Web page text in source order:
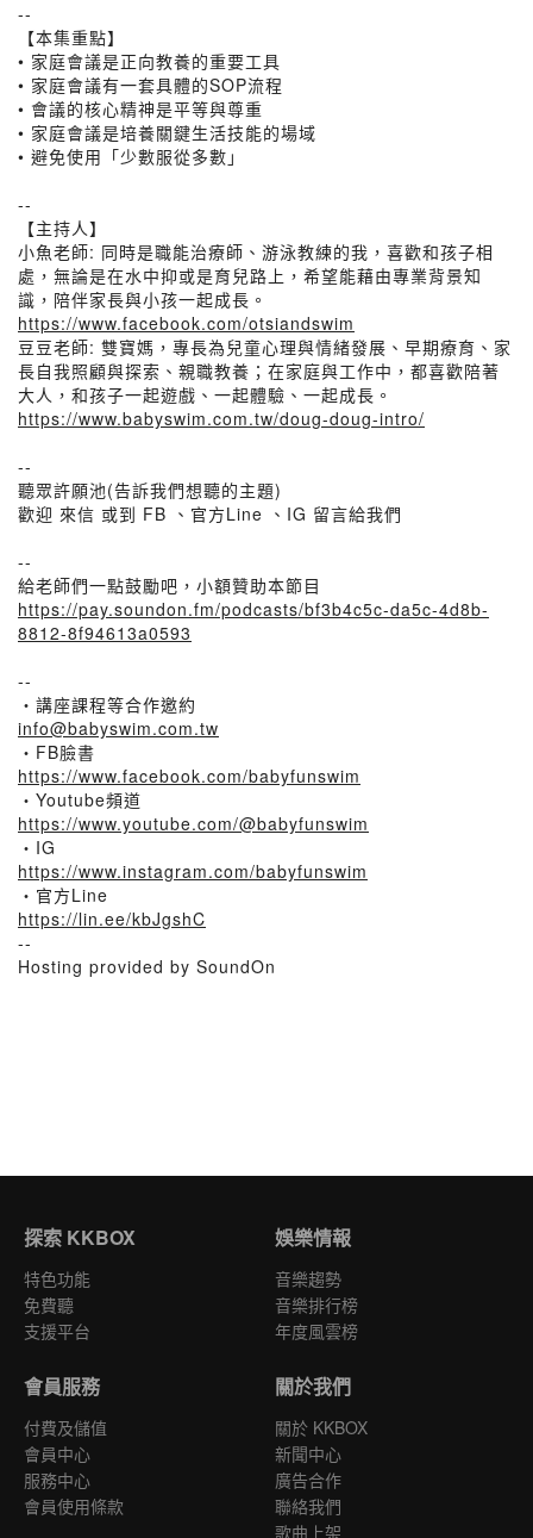
--
【本集重點】
• 家庭會議是正向教養的重要工具
• 家庭會議有一套具體的SOP流程
• 會議的核心精神是平等與尊重
• 家庭會議是培養關鍵生活技能的場域
• 避免使用「少數服從多數」
--
【主持人】
小魚老師: 同時是職能治療師、游泳教練的我，喜歡和孩子相
處，無論是在水中抑或是育兒路上，希望能藉由專業背景知
識，陪伴家長與小孩一起成長。
https://www.facebook.com/otsiandswim
豆豆老師: 雙寶媽，專長為兒童心理與情緒發展、早期療育、家
長自我照顧與探索、親職教養；在家庭與工作中，都喜歡陪著
大人，和孩子一起遊戲、一起體驗、一起成長。
https://www.babyswim.com.tw/doug-doug-intro/
--
聽眾許願池(告訴我們想聽的主題)
歡迎 來信 或到 FB 、官方Line 、IG 留言給我們
--
給老師們一點鼓勵吧，小額贊助本節目
https://pay.soundon.fm/podcasts/bf3b4c5c-da5c-4d8b-
8812-8f94613a0593
--
・講座課程等合作邀約
info@babyswim.com.tw
・FB臉書
https://www.facebook.com/babyfunswim
・Youtube頻道
https://www.youtube.com/@babyfunswim
・IG
https://www.instagram.com/babyfunswim
・官方Line
https://lin.ee/kbJgshC
--
Hosting provided by SoundOn
探索 KKBOX
特色功能
免費聽
支援平台
娛樂情報
音樂趨勢
音樂排行榜
年度風雲榜
會員服務
付費及儲值
會員中心
服務中心
會員使用條款
關於我們
關於 KKBOX
新聞中心
廣告合作
聯絡我們
歌曲上架